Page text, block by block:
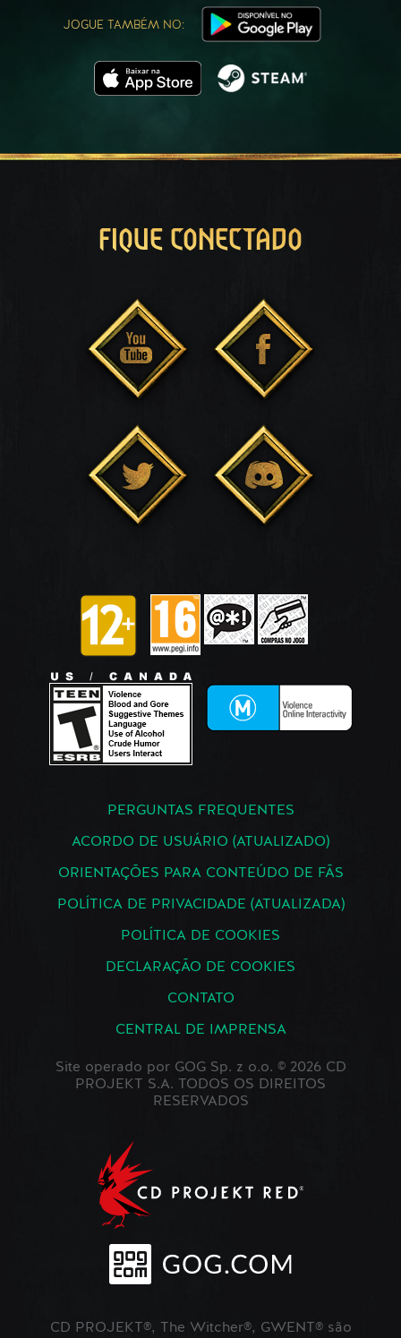
JOGUE TAMBÉM NO:
FIQUE CONECTADO
PERGUNTAS FREQUENTES
ACORDO DE USUÁRIO (ATUALIZADO)
ORIENTAÇÕES PARA CONTEÚDO DE FÃS
POLÍTICA DE PRIVACIDADE (ATUALIZADA)
POLÍTICA DE COOKIES
DECLARAÇÃO DE COOKIES
CONTATO
CENTRAL DE IMPRENSA
Site operado por GOG Sp. z o.o. © 2026 CD
PROJEKT S.A. TODOS OS DIREITOS
RESERVADOS
CD PROJEKT®, The Witcher®, GWENT® são